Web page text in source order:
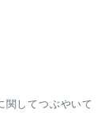
関してつぶやいて